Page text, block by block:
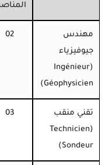
مهندس
جيوفيزياء
(Ingénieur
Géophysicien)
02
تقني منقب
(Technicien
Sondeur)
03